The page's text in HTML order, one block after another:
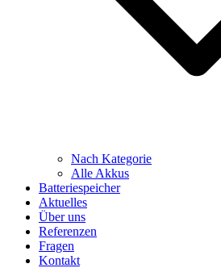
Nach Kategorie
Alle Akkus
Batteriespeicher
Aktuelles
Über uns
Referenzen
Fragen
Kontakt